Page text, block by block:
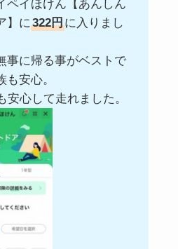
ペイほけん【あんしん
】に322円に入りまし
事に帰る事がベストで
も安心。
安心して走れました。